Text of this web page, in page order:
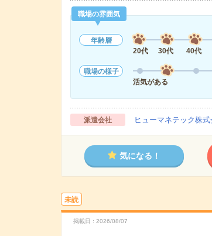
職場の雰囲気
年齢層
20代
30代 40代
職場の様子
活気がある
派遣会社 ヒューマネテック株式
気になる！
未読
掲載日 2026/08/07